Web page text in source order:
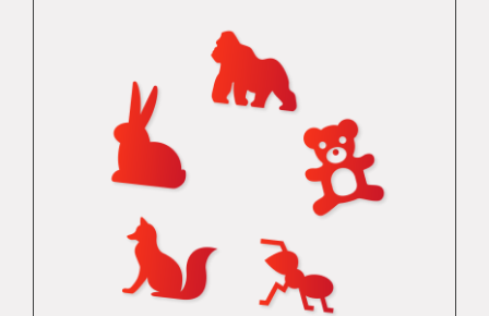
TOEVOEGEN AAN WINKELWAGEN / DETAILS